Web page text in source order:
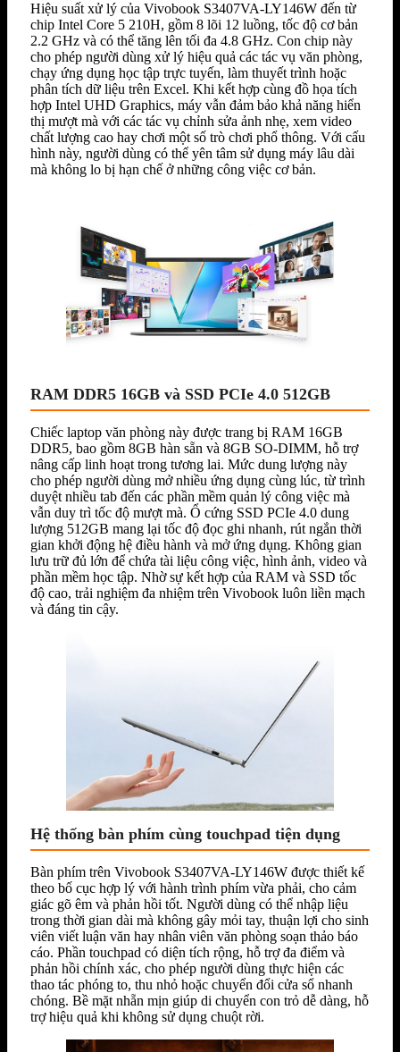
Hiệu suất xử lý của Vivobook S3407VA-LY146W đến từ
chip Intel Core 5 210H, gồm 8 lõi 12 luồng, tốc độ cơ bản
2.2 GHz và có thể tăng lên tối đa 4.8 GHz. Con chip này
cho phép người dùng xử lý hiệu quả các tác vụ văn phòng,
chạy ứng dụng học tập trực tuyến, làm thuyết trình hoặc
phân tích dữ liệu trên Excel. Khi kết hợp cùng đồ họa tích
hợp Intel UHD Graphics, máy vẫn đảm bảo khả năng hiển
thị mượt mà với các tác vụ chỉnh sửa ảnh nhẹ, xem video
chất lượng cao hay chơi một số trò chơi phổ thông. Với cấu
hình này, người dùng có thể yên tâm sử dụng máy lâu dài
mà không lo bị hạn chế ở những công việc cơ bản.
RAM DDR5 16GB và SSD PCIe 4.0 512GB
Chiếc laptop văn phòng này được trang bị RAM 16GB
DDR5, bao gồm 8GB hàn sẵn và 8GB SO-DIMM, hỗ trợ
nâng cấp linh hoạt trong tương lai. Mức dung lượng này
cho phép người dùng mở nhiều ứng dụng cùng lúc, từ trình
duyệt nhiều tab đến các phần mềm quản lý công việc mà
vẫn duy trì tốc độ mượt mà. Ổ cứng SSD PCIe 4.0 dung
lượng 512GB mang lại tốc độ đọc ghi nhanh, rút ngắn thời
gian khởi động hệ điều hành và mở ứng dụng. Không gian
lưu trữ đủ lớn để chứa tài liệu công việc, hình ảnh, video và
phần mềm học tập. Nhờ sự kết hợp của RAM và SSD tốc
độ cao, trải nghiệm đa nhiệm trên Vivobook luôn liền mạch
và đáng tin cậy.
Hệ thống bàn phím cùng touchpad tiện dụng
Bàn phím trên Vivobook S3407VA-LY146W được thiết kế
theo bố cục hợp lý với hành trình phím vừa phải, cho cảm
giác gõ êm và phản hồi tốt. Người dùng có thể nhập liệu
trong thời gian dài mà không gây mỏi tay, thuận lợi cho sinh
viên viết luận văn hay nhân viên văn phòng soạn thảo báo
cáo. Phần touchpad có diện tích rộng, hỗ trợ đa điểm và
phản hồi chính xác, cho phép người dùng thực hiện các
thao tác phóng to, thu nhỏ hoặc chuyển đổi cửa sổ nhanh
chóng. Bề mặt nhẵn mịn giúp di chuyển con trỏ dễ dàng, hỗ
trợ hiệu quả khi không sử dụng chuột rời.